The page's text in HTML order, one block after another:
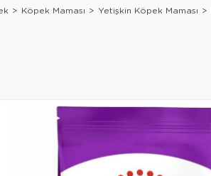
Köpek Maması Yetişkin Köpek Maması